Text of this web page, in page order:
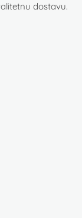
dostavu.